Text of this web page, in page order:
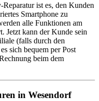
ist es, den Kunden
Smartphone zu
alle Funktionen am
Jetzt kann der Kunde sein
(falls durch den
sich bequem per Post
beim dem
in Wesendorf